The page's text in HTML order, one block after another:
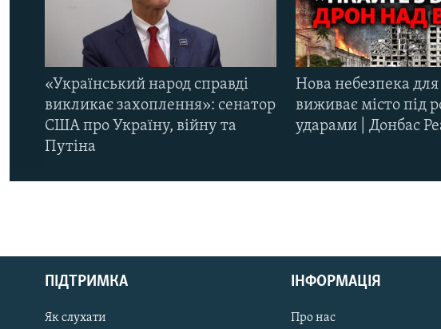
РУС
«Український народ справді
викликає захоплення»: сенатор
США про Україну, війну та
Путіна
Нова небезпека
виживає місто під
ударами | Донбас
ПІДТРИМКА
Як слухати
ІНФОРМАЦІЯ
Про нас